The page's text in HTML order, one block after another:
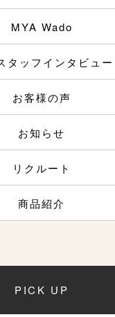
MYA Wado
タッフインタビュー
お客様の声
お知らせ
リクルート
商品紹介
PICK UP